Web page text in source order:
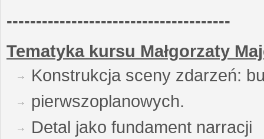
--------------------------------------
Tematyka kursu Małgorzaty
Konstrukcja sceny zdarzeń:
pierwszoplanowych.
Detal jako fundament narracji